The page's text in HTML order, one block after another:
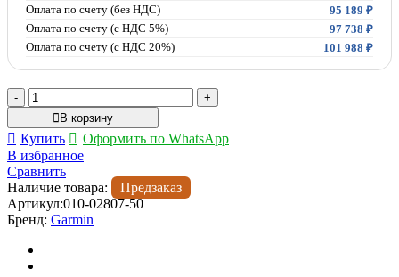
Оплата по счету (без НДС)
95 189 ₽
Оплата по счету (с НДС 5%)
97 738 ₽
Оплата по счету (с НДС 20%)
101 988 ₽
Количество
товара
Навигатор
Garmin
Alpha
300
В корзину
Купить
Оформить по WhatsApp
В избранное
Сравнить
Наличие товара:
Предзаказ
Артикул:010-02807-50
Бренд: Garmin